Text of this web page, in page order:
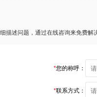
窖订做的收费并不是始终的
一般在1w到150000+不等。
市通州区迈菲酒柜酒窖加工
描述问题，通过在线咨询来免费解
*您的称呼：
*联系方式：